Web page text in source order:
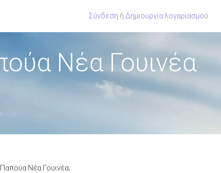
Σύνδεση ή Δημιουργία λογαριασμού
Νέα Γουινέα
Νέα Γουινέα.